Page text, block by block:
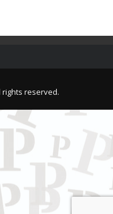
rights reserved.